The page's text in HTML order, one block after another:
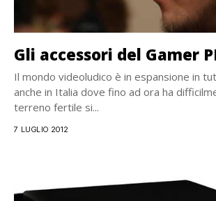
Gli accessori del Gamer
Il mondo videoludico è in espansione in
anche in Italia dove fino ad ora ha
terreno fertile si...
7 LUGLIO 2012